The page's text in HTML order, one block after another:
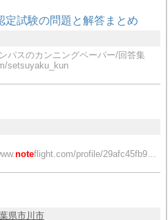
定試験の問題と解答まとめ
パスのカンニングペーパー/回答集
setsuyaku_kun
noteflight.com/profile/29afc45fb90cf49bf…
県市川市